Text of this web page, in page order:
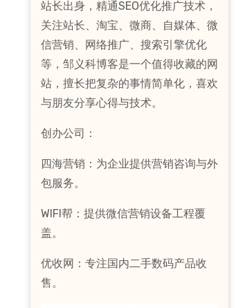
站长出身，精通SEO优化推广技术，
关注站长、淘宝、微商、自媒体、微
信营销、网络推广、搜索引擎优化
等，邹义科博客是一个值得收藏的网
站，擅长把复杂的事情简单化，喜欢
与朋友分享心得与技术。
创办公司：
四海营销：为企业提供营销咨询与外
包服务。
WIFI帮：提供微信营销设备工程覆
盖。
优收网：专注国内二手数码产品收
售。